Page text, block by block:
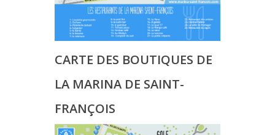
CARTE DES BOUTIQUES DE
LA MARINA DE SAINT-
FRANÇOIS